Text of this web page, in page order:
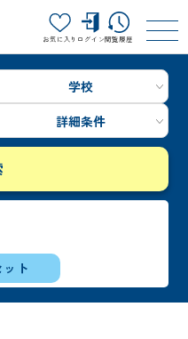
お気に入り ログイン閲覧履歴
学校
詳細条件
ット